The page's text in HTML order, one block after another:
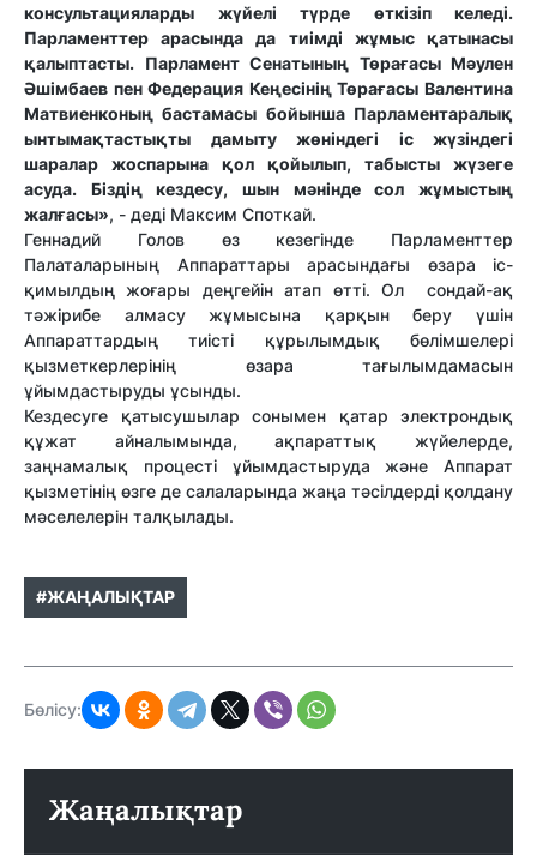
консультацияларды жүйелі түрде өткізіп келеді.
Парламенттер арасында да тиімді жұмыс қатынасы
қалыптасты. Парламент Сенатының Төрағасы Мәулен
Әшімбаев пен Федерация Кеңесінің Төрағасы Валентина
Матвиенконың бастамасы бойынша Парламентаралық
ынтымақтастықты дамыту жөніндегі іс жүзіндегі
шаралар жоспарына қол қойылып, табысты жүзеге
асуда. Біздің кездесу, шын мәнінде сол жұмыстың
жалғасы», - деді Максим Споткай.
Геннадий Голов өз кезегінде Парламенттер
Палаталарының Аппараттары арасындағы өзара іс-
қимылдың жоғары деңгейін атап өтті. Ол сондай-ақ
тәжірибе алмасу жұмысына қарқын беру үшін
Аппараттардың тиісті құрылымдық бөлімшелері
қызметкерлерінің өзара тағылымдамасын
ұйымдастыруды ұсынды.
Кездесуге қатысушылар сонымен қатар электрондық
құжат айналымында, ақпараттық жүйелерде,
заңнамалық процесті ұйымдастыруда және Аппарат
қызметінің өзге де салаларында жаңа тәсілдерді қолдану
мәселелерін талқылады.
#ЖАҢАЛЫҚТАР
Бөлісу:
Жаңалықтар